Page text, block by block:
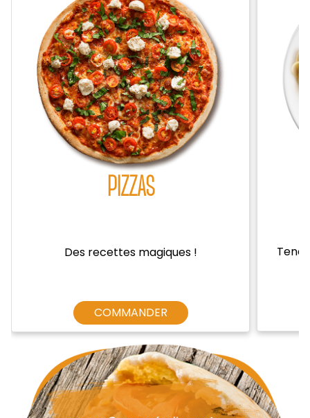
Zones de Livraison
PIZZAS
Des recettes magiques !
COMMANDER